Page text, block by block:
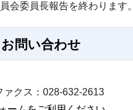
会委員長報告を終わります。
お問い合わせ
ァクス：028-632-2613